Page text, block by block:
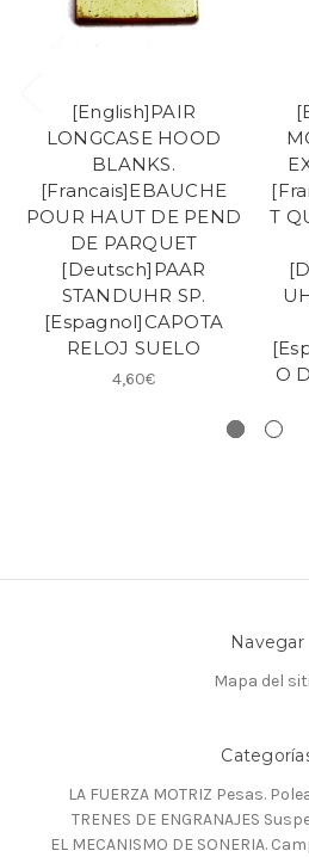
[English]PAIR
LONGCASE HOOD
BLANKS.
[Francais]EBAUCHE
POUR HAUT DE PEND
DE PARQUET
[Deutsch]PAAR
STANDUHR SP.
[Espagnol]CAPOTA
RELOJ SUELO
4,60€
T
O
Navegar
Mapa del
LA FUERZA MOTRIZ Pesas.
TRENES DE ENGRANAJES
EL MECANISMO DE SONERIA.